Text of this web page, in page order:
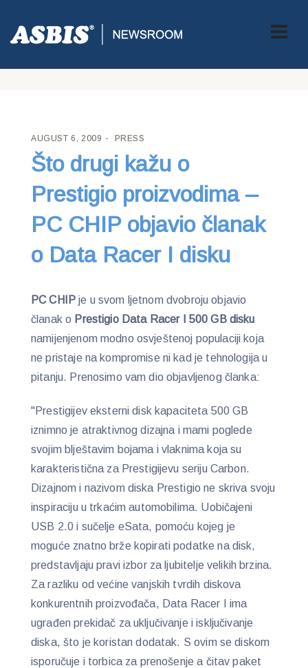
ASBIS CROATIA> PRESS> ŠTO DRUGI KAŽU O PRESTIGIO
PROIZVODIMA – PC CHIP OBJAVIO ČLANAK O DATA RACER I
AUGUST 6, 2009 PRESS
Što drugi kažu o
Prestigio proizvodima –
PC CHIP objavio članak
o Data Racer I disku
PC CHIP je u svom ljetnom dvobroju objavio
članak o Prestigio Data Racer I 500 GB disku
namijenjenom modno osvještenoj populaciji koja
ne pristaje na kompromise ni kad je tehnologija u
pitanju. Prenosimo vam dio objavljenog članka:
"Prestigijev eksterni disk kapaciteta 500 GB
iznimno je atraktivnog dizajna i mami poglede
svojim blještavim bojama i vlaknima koja su
karakteristična za Prestigijevu seriju Carbon.
Dizajnom i nazivom diska Prestigio ne skriva svoju
inspiraciju u trkaćim automobilima. Uobičajeni
USB 2.0 i sučelje eSata, pomoću kojeg je
moguće znatno brže kopirati podatke na disk,
predstavljaju pravi izbor za ljubitelje velikih brzina.
Za razliku od većine vanjskih tvrdih diskova
konkurentnih proizvođača, Data Racer I ima
ugrađen prekidač za uključivanje i isključivanje
diska, što je koristan dodatak. S ovim se diskom
isporučuje i torbica za prenošenje a čitav paket